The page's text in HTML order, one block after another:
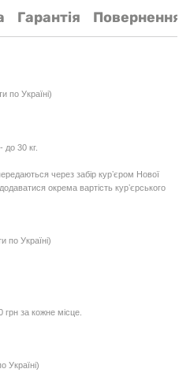
Гарантія Повернення
по Україні)
до 30 кг.
через забір курʼєром Нової
окрема вартість курʼєрського
по Україні)
за кожне місце.
Україні)